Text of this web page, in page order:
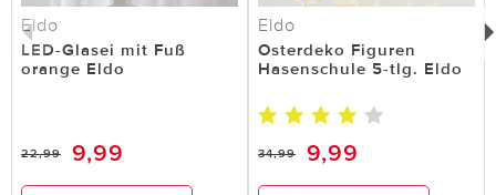
Eldo
LED-Glasei mit Fuß
orange Eldo
22,99 9,99
Eldo
Osterdeko Figuren
Hasenschule 5-tlg. Eldo
34,99 9,99